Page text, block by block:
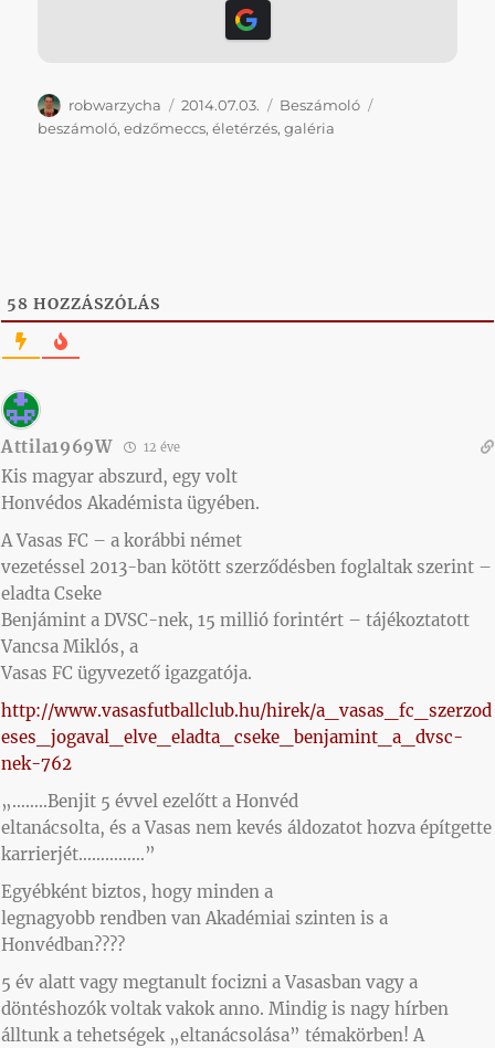
Szerző
robwarzycha Közzétéve
2014.07.03. Kategória
Beszámoló
beszámoló,edzőmeccs,életérzés,galéria
58 HOZZÁSZÓLÁS
Attila1969W 12 éve
Kis magyar abszurd, egy volt
Honvédos Akadémista ügyében.
A Vasas FC – a korábbi német
vezetéssel 2013-ban kötött szerződésben foglaltak szerint –
eladta Cseke
Benjámint a DVSC-nek, 15 millió forintért – tájékoztatott
Vancsa Miklós, a
Vasas FC ügyvezető igazgatója.
http://www.vasasfutballclub.hu/hirek/a_vasas_fc_szerzod
eses_jogaval_elve_eladta_cseke_benjamint_a_dvsc-
nek-762
„……..Benjit 5 évvel ezelőtt a Honvéd
eltanácsolta, és a Vasas nem kevés áldozatot hozva építgette
karrierjét……………”
Egyébként biztos, hogy minden a
legnagyobb rendben van Akadémiai szinten is a
Honvédban????
5 év alatt vagy megtanult focizni a Vasasban vagy a
döntéshozók voltak vakok anno. Mindig is nagy hírben
álltunk a tehetségek „eltanácsolása” témakörben! A